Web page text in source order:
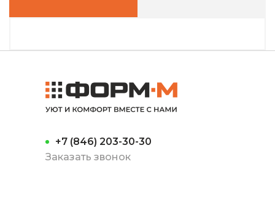
+7 (846) 203-30-30
Заказать звонок